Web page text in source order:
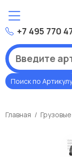
+7 495 770
Поиск по Артикулу
Главная